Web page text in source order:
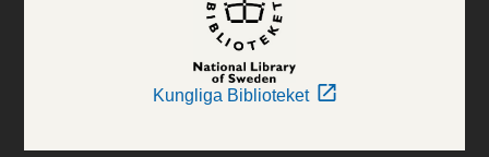
Kungliga Biblioteket